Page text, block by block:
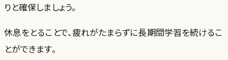
りと確保しましょう。
休息をとることで、疲れがたまらずに長期間学習を続けるこ
とができます。